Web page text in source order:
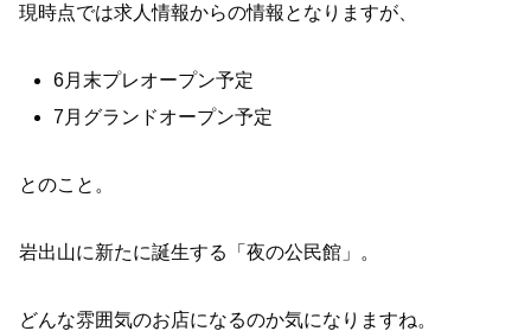
現時点では求人情報からの情報となりますが、
6月末プレオープン予定
7月グランドオープン予定
とのこと。
岩出山に新たに誕生する「夜の公民館」。
どんな雰囲気のお店になるのか気になりますね。